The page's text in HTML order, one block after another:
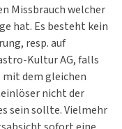
Missbrauch welcher
hat. Es besteht kein
resp. auf
Kultur AG, falls
mit dem gleichen
nicht der
sein sollte. Vielmehr